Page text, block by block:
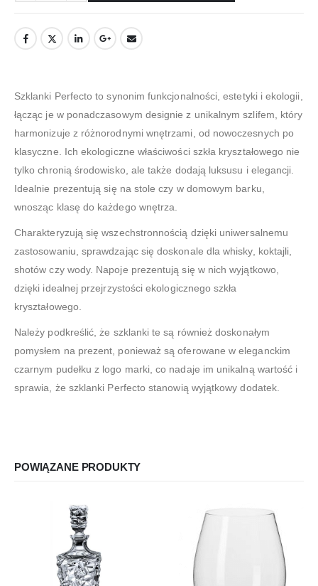
Szklanki Perfecto to synonim funkcjonalności, estetyki i ekologii,
łącząc je w ponadczasowym designie z unikalnym szlifem, który
harmonizuje z różnorodnymi wnętrzami, od nowoczesnych po
klasyczne. Ich ekologiczne właściwości szkła kryształowego nie
tylko chronią środowisko, ale także dodają luksusu i elegancji.
Idealnie prezentują się na stole czy w domowym barku,
wnosząc klasę do każdego wnętrza.
Charakteryzują się wszechstronnością dzięki uniwersalnemu
zastosowaniu, sprawdzając się doskonale dla whisky, koktajli,
shotów czy wody. Napoje prezentują się w nich wyjątkowo,
dzięki idealnej przejrzystości ekologicznego szkła
kryształowego.
Należy podkreślić, że szklanki te są również doskonałym
pomysłem na prezent, ponieważ są oferowane w eleganckim
czarnym pudełku z logo marki, co nadaje im unikalną wartość i
sprawia, że szklanki Perfecto stanowią wyjątkowy dodatek.
POWIĄZANE PRODUKTY